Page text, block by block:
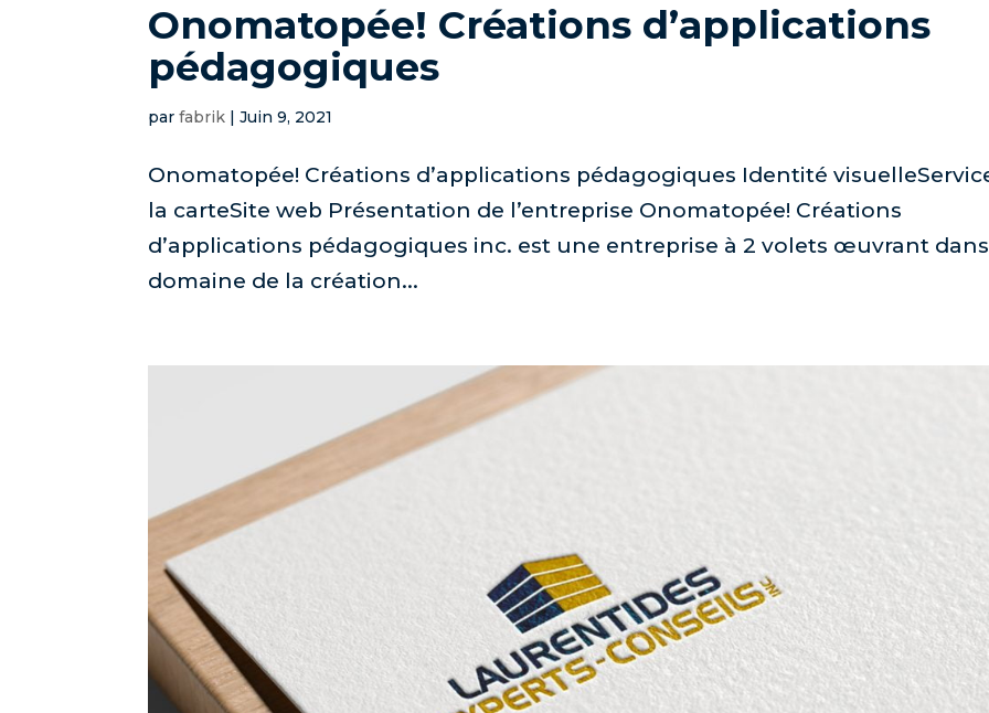
Onomatopée! Créations d’applications
pédagogiques
parfabrik |Juin 9, 2021
Onomatopée! Créations d’applications pédagogiques Identité
la carteSite web Présentation de l’entreprise Onomatopée! Créations
d’applications pédagogiques inc. est une entreprise à 2 volets œuvrant
domaine de la création...